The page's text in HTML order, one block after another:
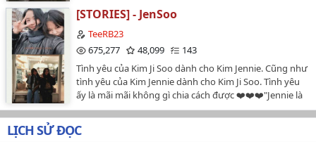
[STORIES] - JenSoo
TeeRB23
675,277
48,099
143
Tình yêu của Kim Ji Soo dành cho Kim Jennie. Cũng như
tình yêu của Kim Jennie dành cho Kim Ji Soo. Tình yêu
ấy là mãi mãi không gì chia cách được ❤️❤️❤️"Jennie là
vợ của em." - Kim Ji Soo 2018"Chị ấy khiến em cười
nhiều nên em sẽ chọn chị ấy để hẹn hò." - Kim Jennie
2017"내사랑젠득" - Kim Ji Soo 2018…
LỊCH SỬ ĐỌC